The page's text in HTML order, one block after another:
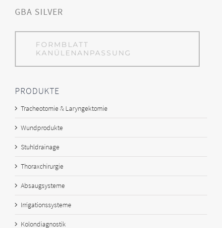
GBA SILVER
FORMBLATT
KANÜLENANPASSUNG
PRODUKTE
Tracheotomie & Laryngektomie
Wundprodukte
Stuhldrainage
Thoraxchirurgie
Absaugsysteme
Irrigationssysteme
Kolondiagnostik